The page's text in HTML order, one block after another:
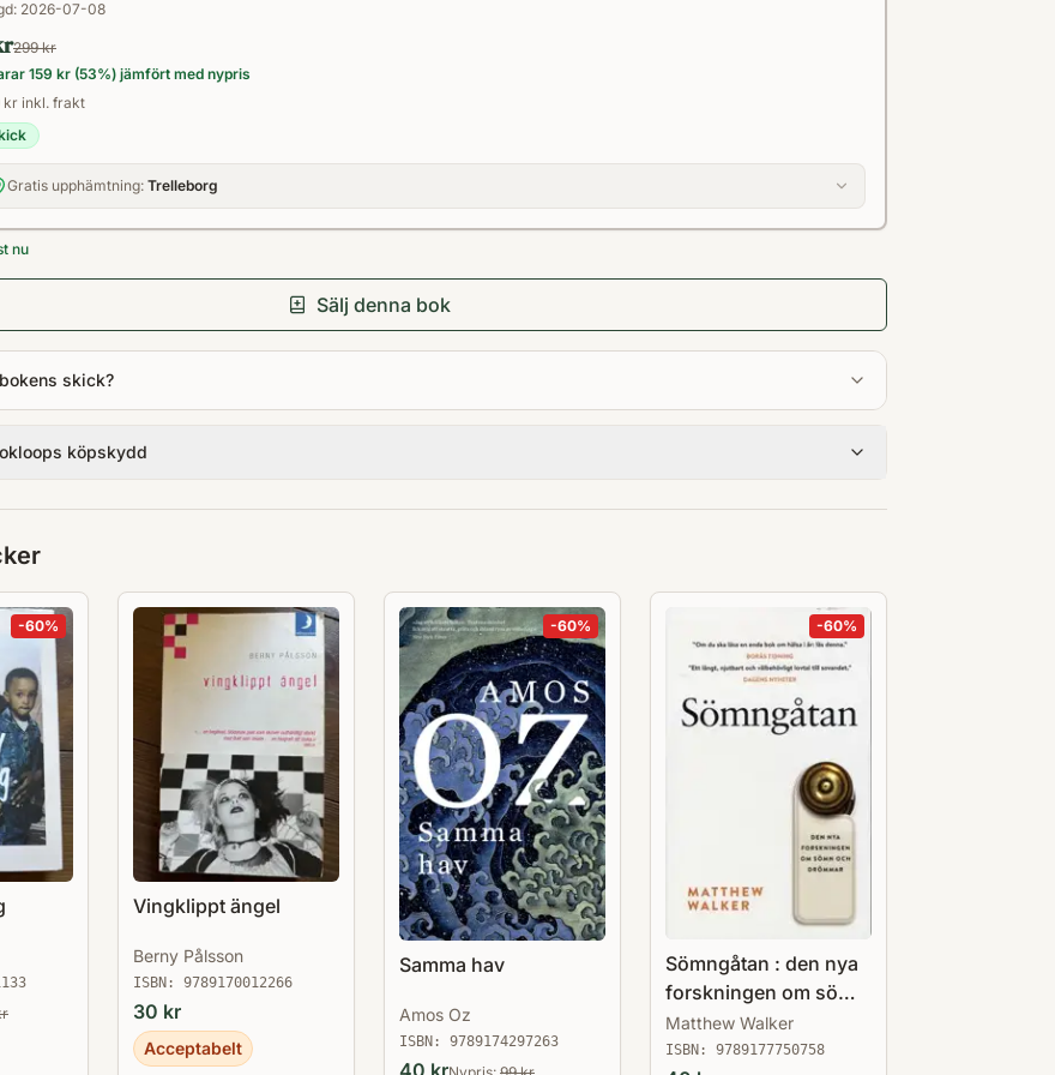
Pocket
2026-07-08
299 kr
159 kr (53%) jämfört med nypris
kr inkl. frakt
Gratis upphämtning: Trelleborg
nu
Sälj denna bok
skick?
köpskydd
-60%
Vingklippt ängel
Berny Pålsson
ISBN: 9789170012266
30 kr
Acceptabelt
-60%
Samma hav
Amos Oz
ISBN: 9789174297263
-60%
Sömngåtan : den nya
forskningen om sömn
och drömmar
Matthew Walker
ISBN: 9789177750758